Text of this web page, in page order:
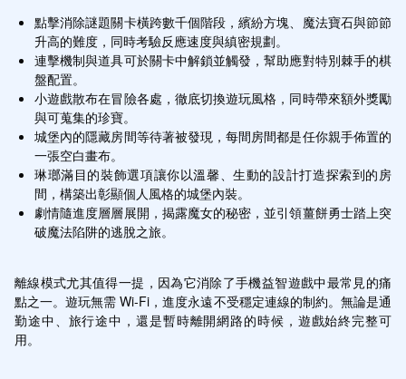
點擊消除謎題關卡橫跨數千個階段，繽紛方塊、魔法寶石與節節
升高的難度，同時考驗反應速度與縝密規劃。
連擊機制與道具可於關卡中解鎖並觸發，幫助應對特別棘手的棋
盤配置。
小遊戲散布在冒險各處，徹底切換遊玩風格，同時帶來額外獎勵
與可蒐集的珍寶。
城堡內的隱藏房間等待著被發現，每間房間都是任你親手佈置的
一張空白畫布。
琳瑯滿目的裝飾選項讓你以溫馨、生動的設計打造探索到的房
間，構築出彰顯個人風格的城堡內裝。
劇情隨進度層層展開，揭露魔女的秘密，並引領薑餅勇士踏上突
破魔法陷阱的逃脫之旅。
離線模式尤其值得一提，因為它消除了手機益智遊戲中最常見的痛
點之一。遊玩無需 Wi-Fi，進度永遠不受穩定連線的制約。無論是通
勤途中、旅行途中，還是暫時離開網路的時候，遊戲始終完整可
用。